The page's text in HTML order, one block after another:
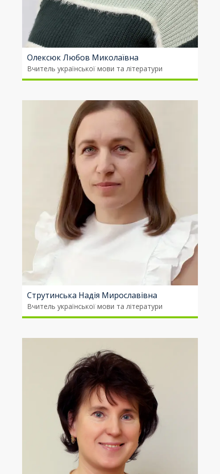
Олексюк Любов Миколаївна
Вчитель української мови та літератури
Струтинська Надія Мирославівна
Вчитель української мови та літератури